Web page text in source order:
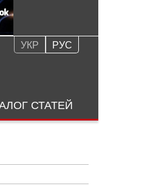
УКР РУС
СТАТЕЙ